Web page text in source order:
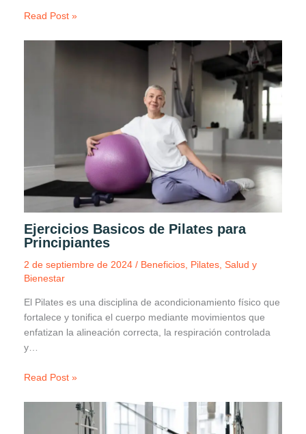
Read Post »
Ejercicios Basicos de Pilates para
Principiantes
2 de septiembre de 2024 / Beneficios Pilates Salud y
Bienestar
El Pilates es una disciplina de acondicionamiento físico que
fortalece y tonifica el cuerpo mediante movimientos que
enfatizan la alineación correcta, la respiración controlada
y…
Read Post »